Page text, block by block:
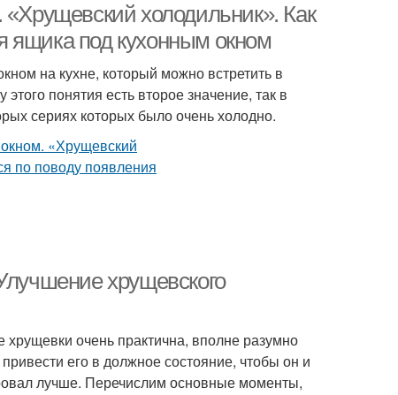
холодильник». Как
ящика под кухонным окном
на кухне, который можно встретить в
понятия есть второе значение, так в
сериях которых было очень холодно.
хрущевского
очень практична, вполне разумно
его в должное состояние, чтобы он и
лучше. Перечислим основные моменты,